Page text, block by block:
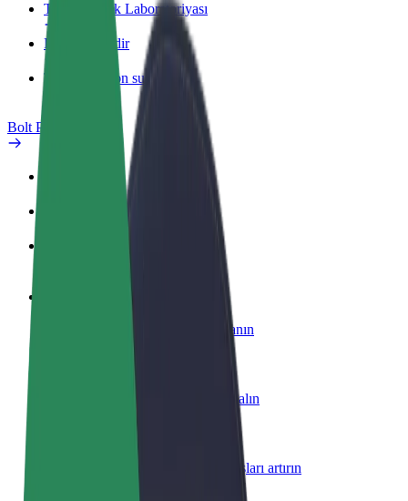
Təhlükəsizlik Laboratoriyası
Problemi bildir
Tez-tez verilən suallar
Bolt Plus
Necə qoşulmalı?
Öz şərtlərinizə uyğun olaraq qazanın
Kuryer kimi qoşul
Yemək çatdırın və həftəlik ödəniş alın
Restoran və ya mağaza əlavə edin
Daha çox müştəri cəlb edin və satışları artırın